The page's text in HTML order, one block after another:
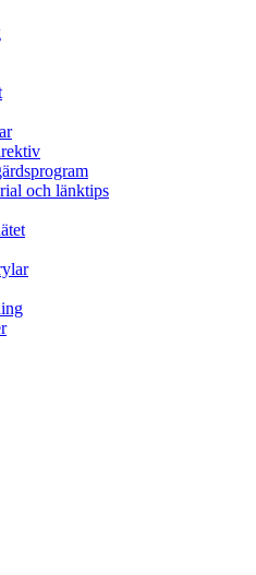
och länktips